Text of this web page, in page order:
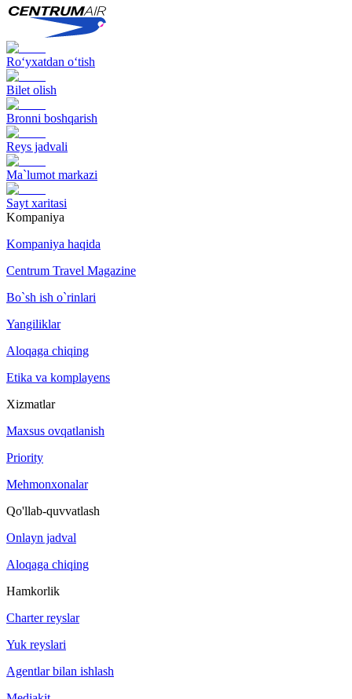
Ro‘yxatdan o‘tish
Bilet olish
Bronni boshqarish
Reys jadvali
Ma`lumot markazi
Sayt xaritasi
Kompaniya
Kompaniya haqida
Centrum Travel Magazine
Bo`sh ish o`rinlari
Yangiliklar
Aloqaga chiqing
Etika va komplayens
Xizmatlar
Maxsus ovqatlanish
Priority
Mehmonxonalar
Qo'llab-quvvatlash
Onlayn jadval
Aloqaga chiqing
Hamkorlik
Charter reyslar
Yuk reyslari
Agentlar bilan ishlash